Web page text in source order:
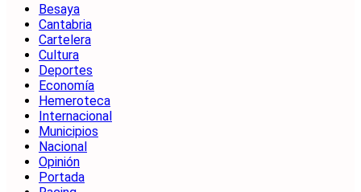
Besaya
Cantabria
Cartelera
Cultura
Deportes
Economía
Hemeroteca
Internacional
Municipios
Nacional
Opinión
Portada